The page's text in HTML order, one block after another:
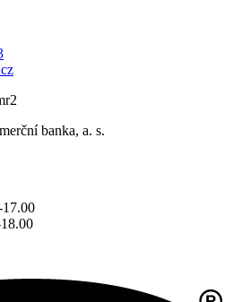
banka, a. s.
17.00